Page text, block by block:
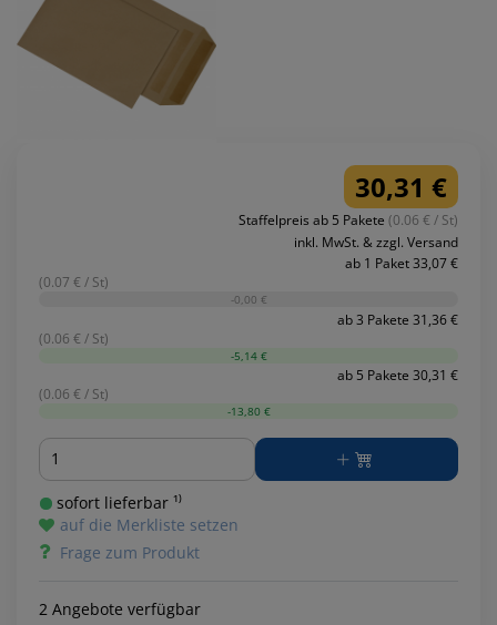
30,31 €
Staffelpreis ab 5 Pakete (0.06 € / St)
inkl. MwSt. & zzgl. Versand
ab 1 Paket 33,07 €
(0.07 € / St)
-0,00 €
ab 3 Pakete 31,36 €
(0.06 € / St)
-5,14 €
ab 5 Pakete 30,31 €
(0.06 € / St)
-13,80 €
Menge
sofort lieferbar ¹⁾
auf die Merkliste setzen
Frage zum Produkt
2 Angebote verfügbar